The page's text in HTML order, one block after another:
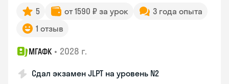
5 от 1590 ₽ за урок
3 года опыта
1 отзыв
МГАФК • 2028 г.
Сдал экзамен JLPT на уровень N2